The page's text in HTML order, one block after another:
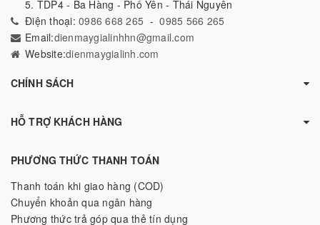
5. TDP4 - Ba Hàng - Phổ Yên - Thái Nguyên
Điện thoại: 0986 668 265 -0985 566 265
Email:dienmaygialinhhn@gmail.com
Website:dienmaygialinh.com
CHÍNH SÁCH
HỖ TRỢ KHÁCH HÀNG
PHƯƠNG THỨC THANH TOÁN
Thanh toán khi giao hàng (COD)
Chuyển khoản qua ngân hàng
Phương thức trả góp qua thẻ tín dụng